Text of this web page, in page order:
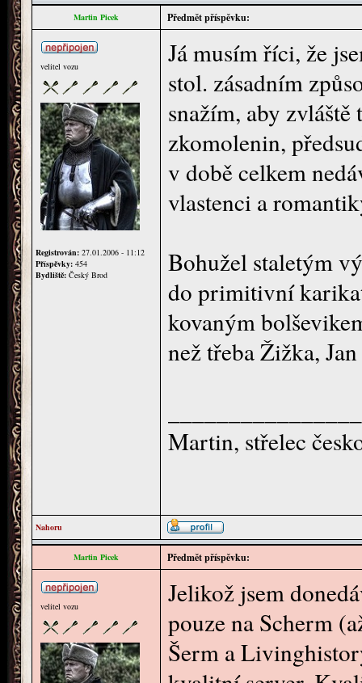
Martin Picek Předmět příspěvku:
velitel vozu
Registrován: 27.01.2006 - 11:12
Příspěvky: 454
Bydliště: Český Brod
Já musím říci, že
stol. zásadním
snažím, aby
zkomolenin,
v době celkem
vlastenci a
Bohužel staletým
do primitivní
kovaným
než třeba Žižka,
Martin, střelec
Nahoru
Martin Picek Předmět příspěvku:
velitel vozu
Jelikož jsem
pouze na Scherm
Šerm a